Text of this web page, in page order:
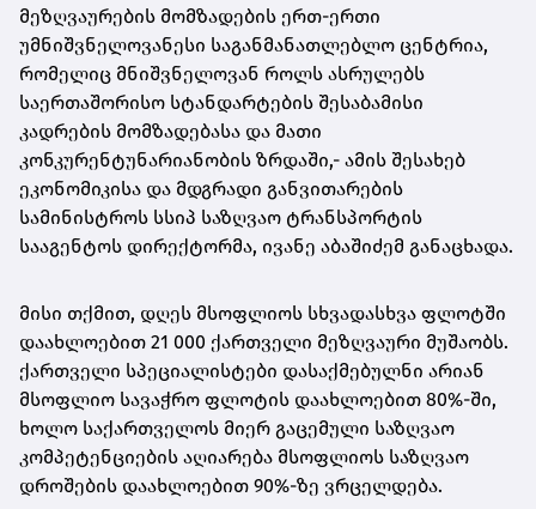
მეზღვაურების მომზადების ერთ-ერთი
უმნიშვნელოვანესი საგანმანათლებლო ცენტრია,
რომელიც მნიშვნელოვან როლს ასრულებს
საერთაშორისო სტანდარტების შესაბამისი
კადრების მომზადებასა და მათი
კონკურენტუნარიანობის ზრდაში,- ამის შესახებ
ეკონომიკისა და მდგრადი განვითარების
სამინისტროს სსიპ საზღვაო ტრანსპორტის
სააგენტოს დირექტორმა, ივანე აბაშიძემ განაცხადა.
მისი თქმით, დღეს მსოფლიოს სხვადასხვა ფლოტში
დაახლოებით 21 000 ქართველი მეზღვაური მუშაობს.
ქართველი სპეციალისტები დასაქმებულნი არიან
მსოფლიო სავაჭრო ფლოტის დაახლოებით 80%-ში,
ხოლო საქართველოს მიერ გაცემული საზღვაო
კომპეტენციების აღიარება მსოფლიოს საზღვაო
დროშების დაახლოებით 90%-ზე ვრცელდება.